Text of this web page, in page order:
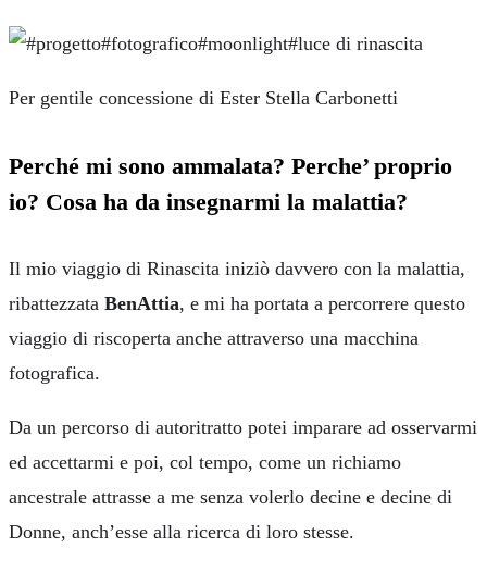
Per gentile concessione di Ester Stella Carbonetti
Perché mi sono ammalata? Perche’ proprio
io? Cosa ha da insegnarmi la malattia?
Il mio viaggio di Rinascita iniziò davvero con la malattia,
ribattezzata BenAttia, e mi ha portata a percorrere questo
viaggio di riscoperta anche attraverso una macchina
fotografica.
Da un percorso di autoritratto potei imparare ad osservarmi
ed accettarmi e poi, col tempo, come un richiamo
ancestrale attrasse a me senza volerlo decine e decine di
Donne, anch’esse alla ricerca di loro stesse.